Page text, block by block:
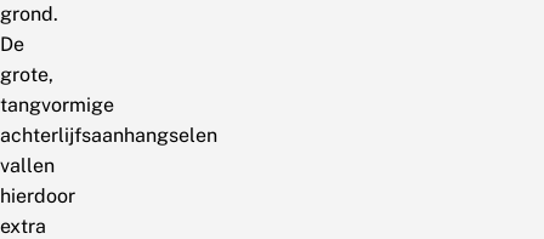
grond.
De
grote,
tangvormige
achterlijfsaanhangselen
vallen
hierdoor
extra